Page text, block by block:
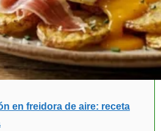
en freidora de aire: receta